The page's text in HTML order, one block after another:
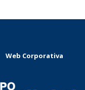
Web Corporativa